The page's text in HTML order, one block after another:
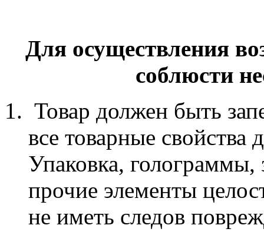
Для осуществления
соблюсти
Товар должен быть
все товарные
Упаковка,
прочие элементы
не иметь следов